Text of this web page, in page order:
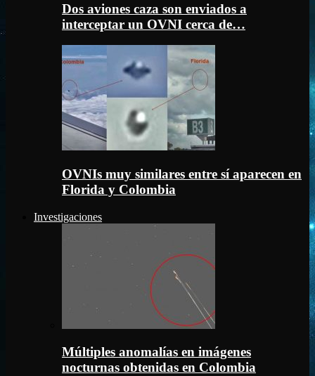
Dos aviones caza son enviados a
interceptar un OVNI cerca de…
OVNIs muy similares entre sí aparecen en
Florida y Colombia
Investigaciones
Múltiples anomalías en imágenes
nocturnas obtenidas en Colombia